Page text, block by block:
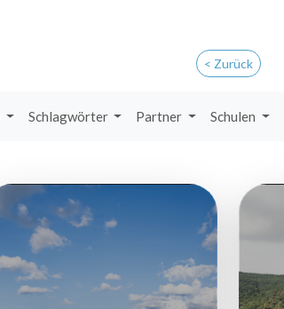
< Zurück
Schlagwörter Partner Schulen